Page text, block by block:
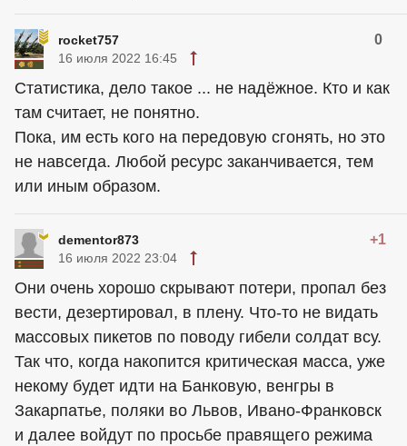
rocket757 0
16 июля 2022 16:45
Статистика, дело такое ... не надёжное. Кто и как
там считает, не понятно.
Пока, им есть кого на передовую сгонять, но это
не навсегда. Любой ресурс заканчивается, тем
или иным образом.
dementor873 +1
16 июля 2022 23:04
Они очень хорошо скрывают потери, пропал без
вести, дезертировал, в плену. Что-то не видать
массовых пикетов по поводу гибели солдат всу.
Так что, когда накопится критическая масса, уже
некому будет идти на Банковую, венгры в
Закарпатье, поляки во Львов, Ивано-Франковск
и далее войдут по просьбе правящего режима